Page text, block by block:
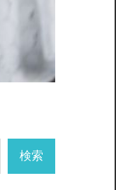
検索